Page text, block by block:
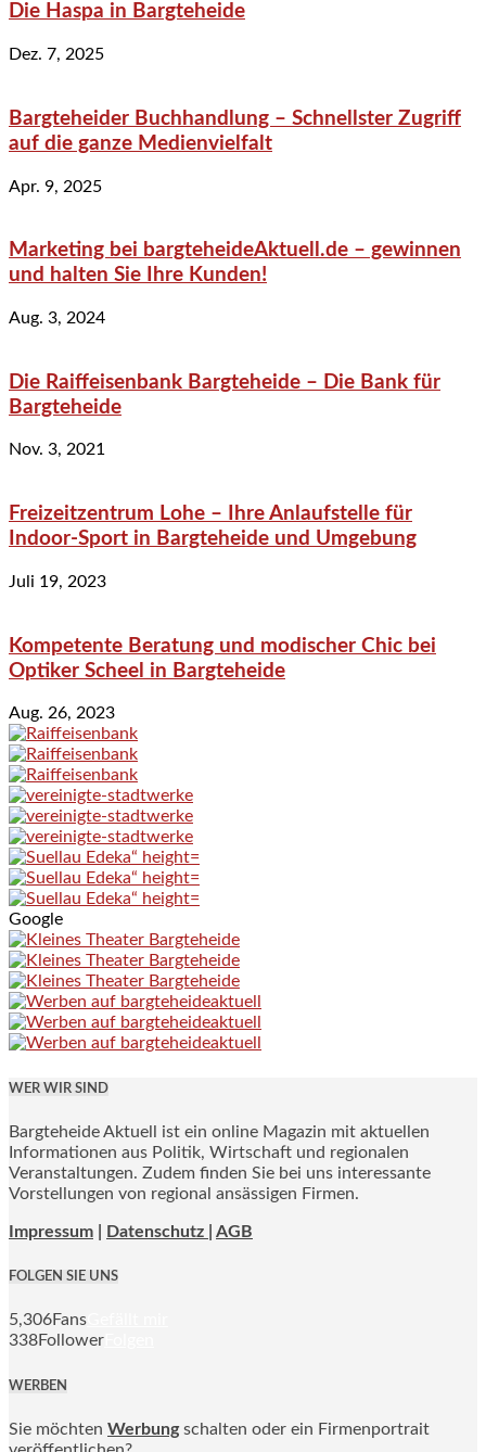
Die Haspa in Bargteheide
Dez. 7, 2025
Bargteheider Buchhandlung – Schnellster Zugriff
auf die ganze Medienvielfalt
Apr. 9, 2025
Marketing bei bargteheideAktuell.de – gewinnen
und halten Sie Ihre Kunden!
Aug. 3, 2024
Die Raiffeisenbank Bargteheide – Die Bank für
Bargteheide
Nov. 3, 2021
Freizeitzentrum Lohe – Ihre Anlaufstelle für
Indoor-Sport in Bargteheide und Umgebung
Juli 19, 2023
Kompetente Beratung und modischer Chic bei
Optiker Scheel in Bargteheide
Aug. 26, 2023
Google
WER WIR SIND
Bargteheide Aktuell ist ein online Magazin mit aktuellen
Informationen aus Politik, Wirtschaft und regionalen
Veranstaltungen. Zudem finden Sie bei uns interessante
Vorstellungen von regional ansässigen Firmen.
Impressum Datenschutz | AGB
FOLGEN SIE UNS
5,306Fans
338Follower
WERBEN
Sie möchten Werbung schalten oder ein Firmenportrait